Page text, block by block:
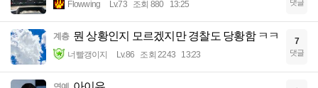
Flowwing Lv.73 조회 880 13:25 댓글
계층 뭔 상황인지 모르겠지만 경찰도 당황함 ㅋㅋ
너빨갱이지 Lv.86 조회 2243 13:23
7
댓글